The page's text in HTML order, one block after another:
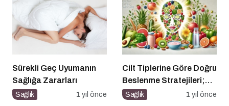
Sürekli Geç Uyumanın
Sağlığa Zararları
Sağlık 1 yıl önce
Cilt Tiplerine Göre Doğru
Beslenme Stratejileri;
Genç ve Parlak Cilt İçin
Sağlık 1 yıl önce